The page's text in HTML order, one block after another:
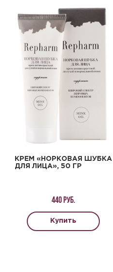
КРЕМ «НОРКОВАЯ ШУБКА
ДЛЯ ЛИЦА», 50 ГР
440 руб.
Купить